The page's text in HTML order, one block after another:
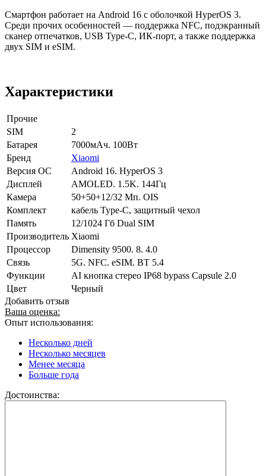
Смартфон работает на Android 16 с оболочкой HyperOS 3.
Среди прочих особенностей — поддержка NFC, подэкранный
сканер отпечатков, USB Type-C, ИК-порт, а также поддержка
двух SIM и eSIM.
Характеристики
Прочие
SIM
2
Батарея
7000мАч. 100Вт
Бренд
Xiaomi
Версия ОС
Android 16. HyperOS 3
Дисплей
AMOLED. 1.5K. 144Гц
Камера
50+50+12/32 Мп. OIS
Комплект
кабель Type-C, защитный чехол
Память
12/1024 Гб Dual SIM
Производитель Xiaomi
Процессор
Dimensity 9500. 8. 4.0
Связь
5G. NFC. eSIM. BT 5.4
Функции
AI кнопка стерео IP68 bypass Capsule 2.0
Цвет
Черный
Добавить отзыв
Ваша оценка:
Опыт использования:
Несколько дней
Несколько месяцев
Менее месяца
Больше года
Достоинства: